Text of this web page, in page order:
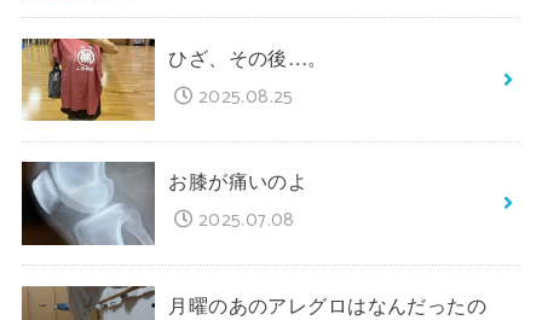
ひざ、その後…。
2025.08.25
お膝が痛いのよ
2025.07.08
月曜のあのアレグロはなんだったの